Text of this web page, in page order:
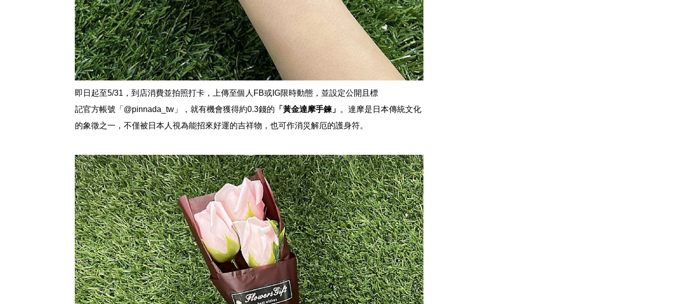
即日起至5/31，到店消費並拍照打卡，上傳至個人FB或IG限時動態，並設定公開且標
記官方帳號「@pinnada_tw」，就有機會獲得約0.3錢的 「黃金達摩手鍊」 。達摩是日本傳統文化
的象徵之一，不僅被日本人視為能招來好運的吉祥物，也可作消災解厄的護身符。